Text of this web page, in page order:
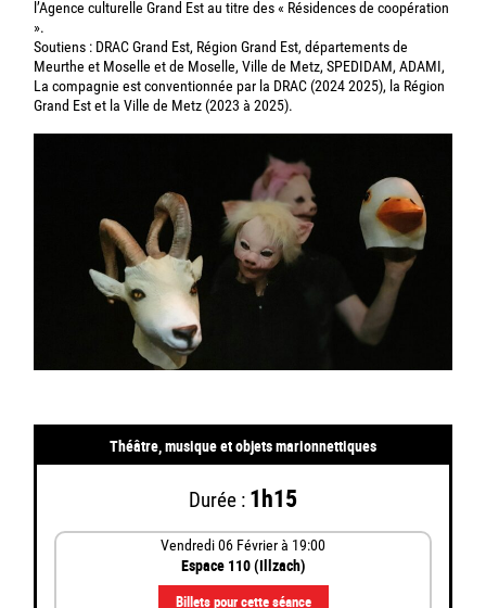
l’Agence culturelle Grand Est au titre des « Résidences de coopération
».
Soutiens : DRAC Grand Est, Région Grand Est, départements de
Meurthe et Moselle et de Moselle, Ville de Metz, SPEDIDAM, ADAMI,
La compagnie est conventionnée par la DRAC (2024 2025), la Région
Grand Est et la Ville de Metz (2023 à 2025).
Théâtre, musique et objets marionnettiques
Durée : 1h15
Vendredi 06 Févrierà 19:00
Espace 110 (Illzach)
Billets pour cette séance